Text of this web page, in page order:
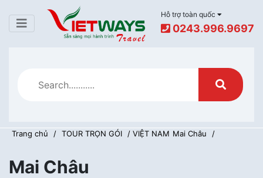
Hỗ trợ toàn quốc
0243.996.9697
Trang chủ / TOUR TRỌN GÓI / VIỆT NAM Mai Châu /
Mai Châu